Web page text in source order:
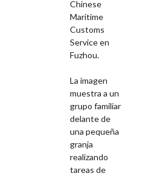
Chinese
Maritime
Customs
Service en
Fuzhou.
La imagen
muestra a un
grupo familiar
delante de
una pequeña
granja
realizando
tareas de